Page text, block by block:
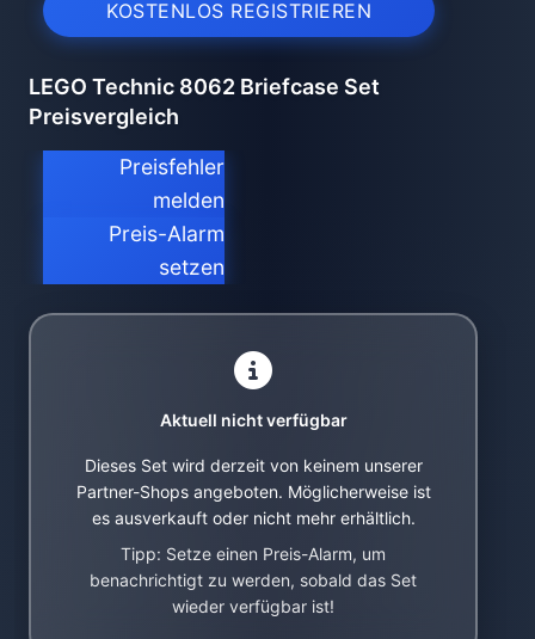
KOSTENLOS REGISTRIEREN
LEGO Technic 8062 Briefcase Set
Preisvergleich
Preisfehler
melden
Preis-Alarm
setzen
Aktuell nicht verfügbar
Dieses Set wird derzeit von keinem unserer
Partner-Shops angeboten. Möglicherweise ist
es ausverkauft oder nicht mehr erhältlich.
Tipp: Setze einen Preis-Alarm, um
benachrichtigt zu werden, sobald das Set
wieder verfügbar ist!